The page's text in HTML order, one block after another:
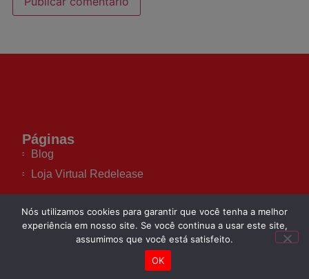
Páginas
Blog
Loja Virtual Redelease
Redes Sociais
Nós utilizamos cookies para garantir que você tenha a melhor
experiência em nosso site. Se você continua a usar este site,
assumimos que você está satisfeito.
OK